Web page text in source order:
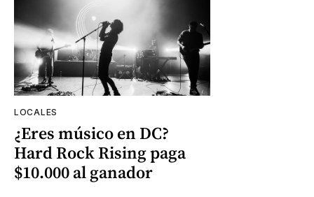
LOCALES
¿Eres músico en DC?
Hard Rock Rising paga
$10.000 al ganador